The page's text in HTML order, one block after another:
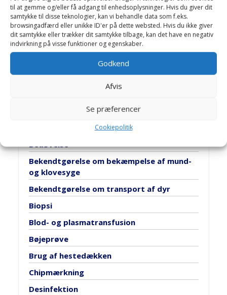
til at gemme og/eller få adgang til enhedsoplysninger. Hvis du giver dit
samtykke til disse teknologier, kan vi behandle data som f.eks.
browsingadfærd eller unikke ID'er på dette websted. Hvis du ikke giver
dit samtykke eller trækker dit samtykke tilbage, kan det have en negativ
indvirkning på visse funktioner og egenskaber.
Godkend
Afvis
Se præferencer
Cookiepolitik
1 … 12 13 14
Bedøvelse
Bekendtgørelse om bekæmpelse af mund-
og klovesyge
Bekendtgørelse om transport af dyr
Biopsi
Blod- og plasmatransfusion
Bøjeprøve
Brug af hestedækken
Chipmærkning
Desinfektion